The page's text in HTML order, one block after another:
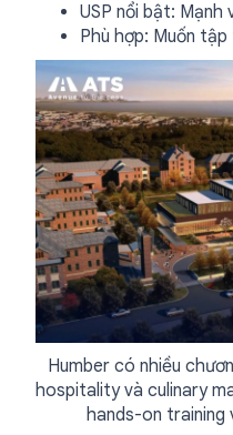
USP nổi bật: Mạnh
Phù hợp: Muốn
Humber có nhiều
hospitality và culinary
hands-on